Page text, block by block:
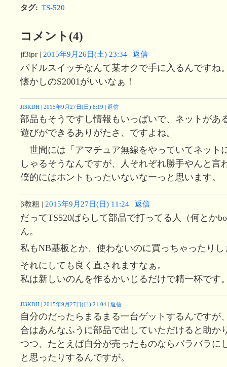
タグ: TS-520
コメント(4)
jf3ipr | 2015年9月26日(土) 23:34 | 返信
パドルスイッチなんて某オクで手に入るんですね
懐かしのS2001がいいなぁ！
JI3KDH | 2015年9月27日(日) 8:19 | 返信
部品もそうですし情報もいっぱいで、ネットがあ
遊びができるありがたさ、ですよね。
世間には「アマチュア無線をやっていてネット
しゃるそうなんですが、人それぞれ勝手やんと言
僕的にはホントもったいないなーっと思います。
β教粗 | 2015年9月27日(日) 11:24 | 返信
だってTS520ばらして部品で打ってる人（何とか
ん。
私もNB基板とか、使わないのに買っちゃったり
それにしても良く直されますなぁ。
私は新しいのんを作るかいじるだけで精一杯です
JI3KDH | 2015年9月27日(日) 21:04 | 返信
自分のだったらまるまる一台ゲットするんですが
合はあんなふうに部品で出していただけると助か
つつ、たとえば自分が売ったものならバラバラに
と思ったりするんですが。